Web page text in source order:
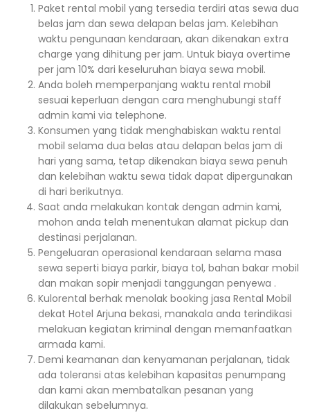
Paket rental mobil yang tersedia terdiri atas sewa dua
belas jam dan sewa delapan belas jam. Kelebihan
waktu pengunaan kendaraan, akan dikenakan extra
charge yang dihitung per jam. Untuk biaya overtime
per jam 10% dari keseluruhan biaya sewa mobil.
Anda boleh memperpanjang waktu rental mobil
sesuai keperluan dengan cara menghubungi staff
admin kami via telephone.
Konsumen yang tidak menghabiskan waktu rental
mobil selama dua belas atau delapan belas jam di
hari yang sama, tetap dikenakan biaya sewa penuh
dan kelebihan waktu sewa tidak dapat dipergunakan
di hari berikutnya.
Saat anda melakukan kontak dengan admin kami,
mohon anda telah menentukan alamat pickup dan
destinasi perjalanan.
Pengeluaran operasional kendaraan selama masa
sewa seperti biaya parkir, biaya tol, bahan bakar mobil
dan makan sopir menjadi tanggungan penyewa .
Kulorental berhak menolak booking jasa Rental Mobil
dekat Hotel Arjuna bekasi, manakala anda terindikasi
melakuan kegiatan kriminal dengan memanfaatkan
armada kami.
Demi keamanan dan kenyamanan perjalanan, tidak
ada toleransi atas kelebihan kapasitas penumpang
dan kami akan membatalkan pesanan yang
dilakukan sebelumnya.